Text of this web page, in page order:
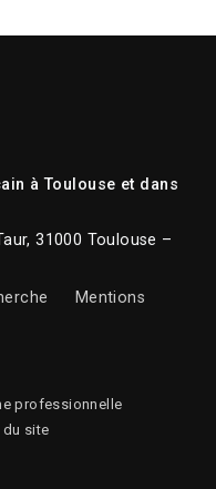
à Toulouse et dans
31000 Toulouse –
Mentions
professionnelle
du site